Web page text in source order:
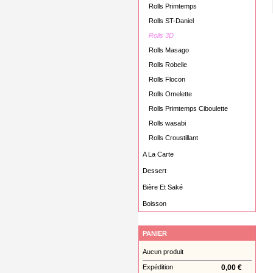
Rolls Primtemps
Rolls ST-Daniel
Rolls 3D
Rolls Masago
Rolls Robelle
Rolls Flocon
Rolls Omelette
Rolls Primtemps Ciboulette
Rolls wasabi
Rolls Croustillant
A La Carte
Dessert
Bière Et Saké
Boisson
PANIER
Aucun produit
Expédition 0,00 €